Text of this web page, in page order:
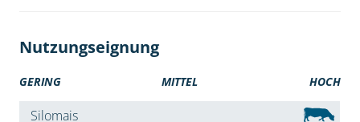
Nutzungseignung
GERING MITTEL HOCH
Silomais